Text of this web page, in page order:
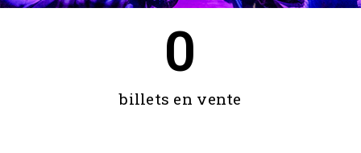
billets en vente
0